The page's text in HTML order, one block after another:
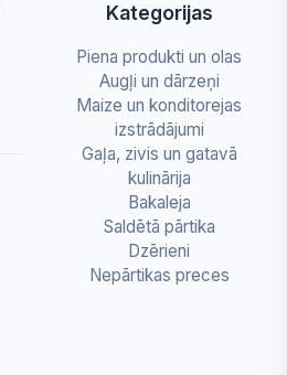
Kategorijas
Piena produkti un olas
Augļi un dārzeņi
Maize un konditorejas
izstrādājumi
Gaļa, zivis un gatavā
kulinārija
Bakaleja
Saldētā pārtika
Dzērieni
Nepārtikas preces